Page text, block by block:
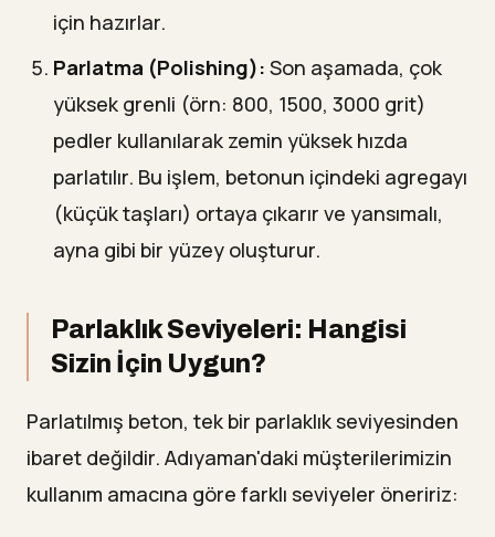
için hazırlar.
Parlatma (Polishing): Son aşamada, çok
yüksek grenli (örn: 800, 1500, 3000 grit)
pedler kullanılarak zemin yüksek hızda
parlatılır. Bu işlem, betonun içindeki agregayı
(küçük taşları) ortaya çıkarır ve yansımalı,
ayna gibi bir yüzey oluşturur.
Parlaklık Seviyeleri: Hangisi
Sizin İçin Uygun?
Parlatılmış beton, tek bir parlaklık seviyesinden
ibaret değildir. Adıyaman'daki müşterilerimizin
kullanım amacına göre farklı seviyeler öneririz: